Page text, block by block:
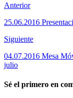
Anterior
25.06.2016
Siguiente
04.07.2016 Mesa
julio
Sé el primero en